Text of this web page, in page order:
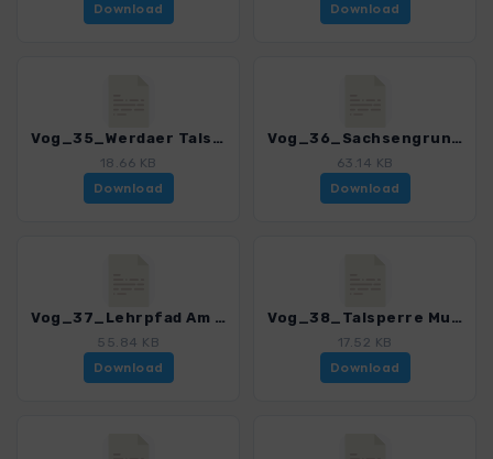
Download
Download
Vog_35_Werdaer Talsperre_4518_2.gpx
18.66 KB
Download
Vog_36_Sachsengrund - Aschberg_4518_2.gpx
63.14 KB
Download
Vog_37_Lehrpfad Am Kiel_4518_2.gpx
55.84 KB
Download
Vog_38_Talsperre Muldenberg_4518_2.gpx
17.52 KB
Download